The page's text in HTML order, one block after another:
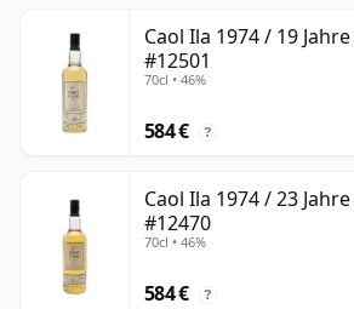
Caol Ila 1974 / 19
#12501
70cl • 46%
584 € ?
Caol Ila 1974 / 23
#12470
70cl • 46%
584 € ?